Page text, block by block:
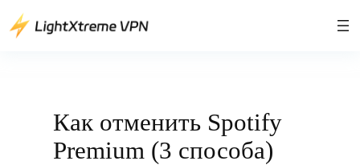
Перейти
Как отменить Spotify
Premium (3 способа)